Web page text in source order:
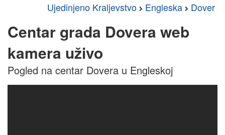
Ujedinjeno Kraljevstvo Engleska Dover
Centar grada Dovera web
kamera uživo
Pogled na centar Dovera u Engleskoj